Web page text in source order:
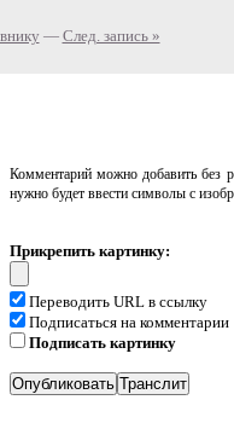
— След. запись »
Комментарий можно добавить без
нужно будет ввести символы с
Прикрепить картинку:
Переводить URL в ссылку
Подписаться на комментарии
Подписать картинку